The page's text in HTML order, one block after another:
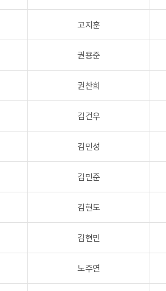
고지훈
권용준
권찬희
김건우
김민성
김민준
김현도
김현민
노주연